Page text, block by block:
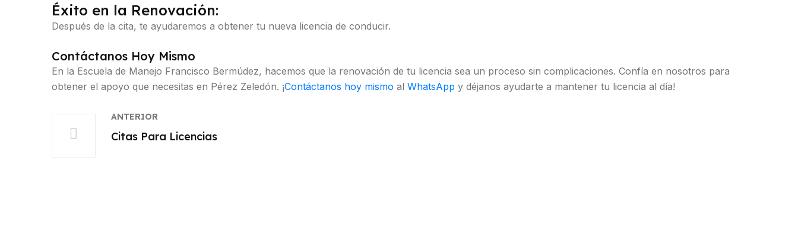
Éxito en la Renovación:
Después de la cita, te ayudaremos a obtener tu nueva licencia de conducir.
Contáctanos Hoy Mismo
En la Escuela de Manejo Francisco Bermúdez, hacemos que la renovación de tu licencia sea un proceso sin complicaciones. Confía en nosotros para
obtener el apoyo que necesitas en Pérez Zeledón. ¡Contáctanos hoy mismo al WhatsApp y déjanos ayudarte a mantener tu licencia al día!
ANTERIOR
Citas Para Licencias